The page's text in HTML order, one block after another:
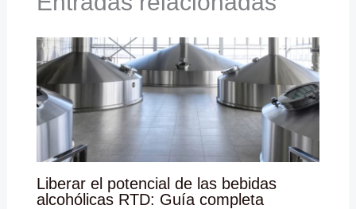
Liberar el potencial de las bebidas
alcohólicas RTD: Guía completa